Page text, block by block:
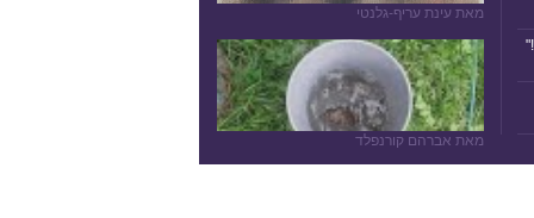
מאת עינת עריף-גלנטי
מאת אברהם קורנפלד